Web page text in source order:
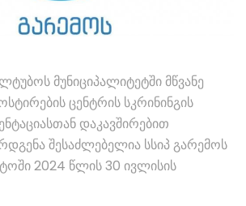
მუნიციპალიტეტში მწვანე
ცენტრის სკრინინგის
დაკავშირებით
შესაძლებელია სსიპ გარემოს
2024 წლის 30 ივლისის